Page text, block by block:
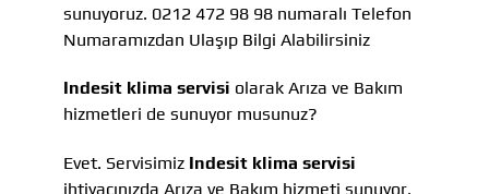
sunuyoruz. 0212 472 98 98 numaralı Telefon
Numaramızdan Ulaşıp Bilgi Alabilirsiniz
Indesit klima servisi olarak Arıza ve Bakım
hizmetleri de sunuyor musunuz?
Evet. Servisimiz Indesit klima servisi
ihtiyacınızda Arıza ve Bakım hizmeti sunuyor.